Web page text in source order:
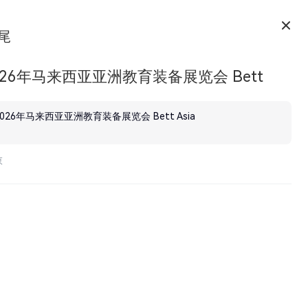
年马来西亚亚洲教育装备展览会 Bett
年马来西亚亚洲教育装备展览会 Bett Asia